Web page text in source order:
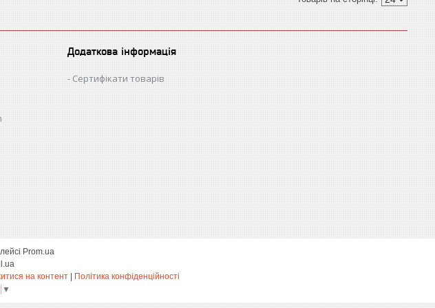
Додаткова інформація
Сертифікати товарів
Prom.ua
на контент
Політика конфіденційності
▼